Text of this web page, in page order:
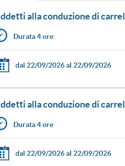
addetti alla conduzione di
Durata 4 ore
dal 22/09/2026al 22/09/2026
addetti alla conduzione di
Durata 4 ore
dal 22/09/2026al 22/09/2026